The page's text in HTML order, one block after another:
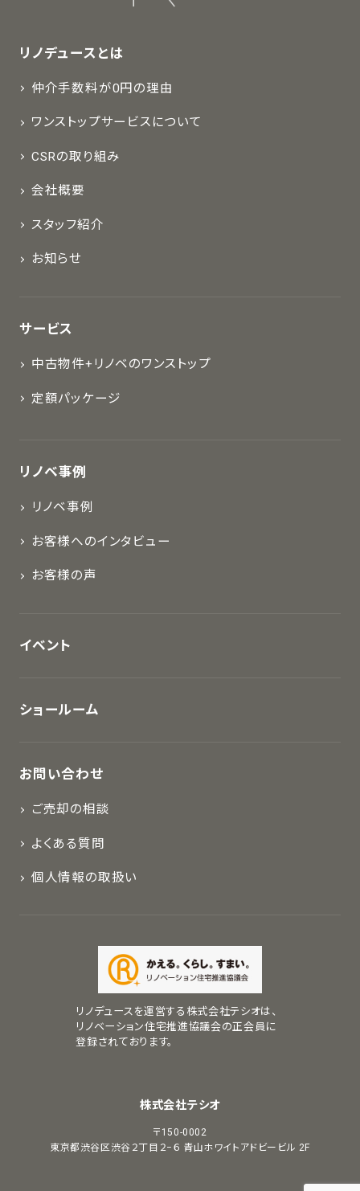
リノデュースとは
仲介手数料が0円の理由
ワンストップサービスについて
CSRの取り組み
会社概要
スタッフ紹介
お知らせ
サービス
中古物件+リノベのワンストップ
定額パッケージ
リノベ事例
リノベ事例
お客様へのインタビュー
お客様の声
イベント
ショールーム
お問い合わせ
ご売却の相談
よくある質問
個人情報の取扱い
リノデュースを運営する株式会社テシオは、
リノベーション住宅推進協議会の正会員に
登録されております。
株式会社テシオ
〒150-0002
東京都渋谷区渋谷２丁目２−６ 青山ホワイトアドビービル 2F